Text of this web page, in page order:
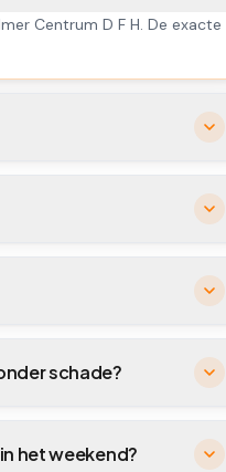
Centrum D F H. De exacte
schade?
het weekend?